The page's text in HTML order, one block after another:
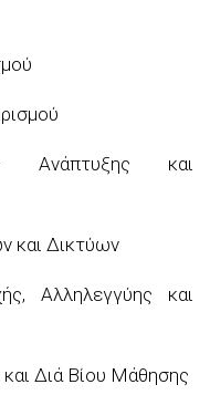
Ανάπτυξης και
και Δικτύων
Αλληλεγγύης και
Διά Βίου Μάθησης